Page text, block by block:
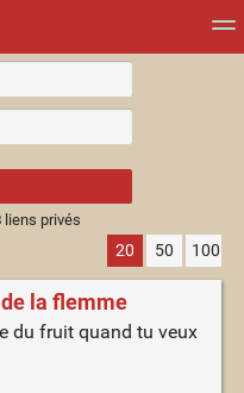
results.
liens privés
20 50 100
la flemme
du fruit quand tu veux